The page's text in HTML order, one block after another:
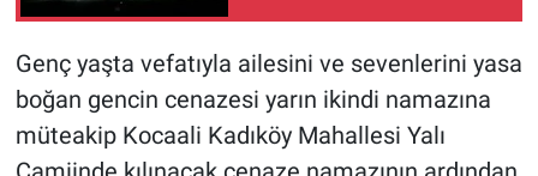
Genç yaşta vefatıyla ailesini ve sevenlerini yasa
boğan gencin cenazesi yarın ikindi namazına
müteakip Kocaali Kadıköy Mahallesi Yalı